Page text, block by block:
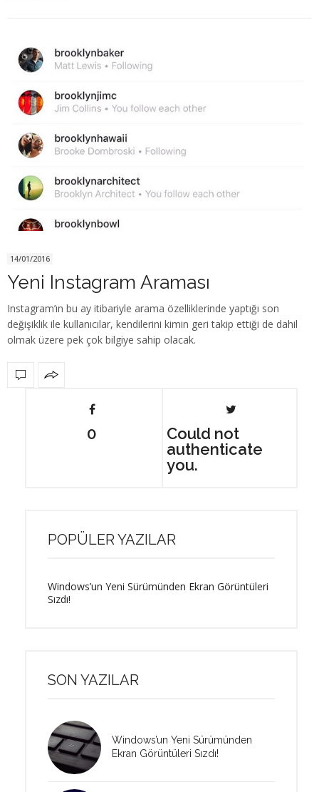
14/01/2016
Yeni Instagram Araması
Instagram’ın bu ay itibariyle arama özelliklerinde yaptığı son
değişiklik ile kullanıcılar, kendilerini kimin geri takip ettiği de dahil
olmak üzere pek çok bilgiye sahip olacak.
0
Could not
authenticate
you.
POPÜLER YAZILAR
Windows’un Yeni Sürümünden Ekran Görüntüleri
Sızdı!
SON YAZILAR
Windows’un Yeni Sürümünden
Ekran Görüntüleri Sızdı!